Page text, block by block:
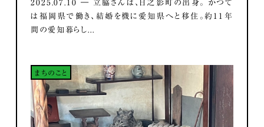
2025.07.10 ― 立脇さんは、日之影町の出身。 かつて
は福岡県で働き、結婚を機に愛知県へと移住。約11年
間の愛知暮らし...
まちのこと